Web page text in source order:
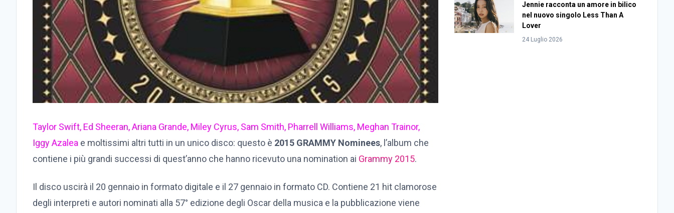
Taylor Swift, Ed Sheeran,Ariana Grande, Miley Cyrus, Sam Smith, Pharrell Williams, Meghan Trainor,
Iggy Azalea e moltissimi altri tutti in un unico disco: questo è 2015 GRAMMY Nominees, l’album che
contiene i più grandi successi di quest’anno che hanno ricevuto una nomination ai Grammy 2015.
Il disco uscirà il 20 gennaio in formato digitale e il 27 gennaio in formato CD. Contiene 21 hit clamorose
degli interpreti e autori nominati alla 57° edizione degli Oscar della musica e la pubblicazione viene
Jennie racconta un amore in bilico
nel nuovo singolo Less Than A
Lover
24 Luglio 2026